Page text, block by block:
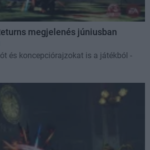
megjelenés júniusban
és koncepciórajzokat is a játékból -